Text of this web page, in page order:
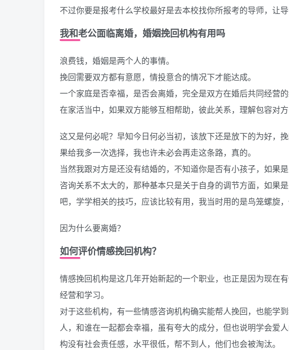
不过你要是报考什么学校最好是去本校找你所报考的导师，让
我和老公面临离婚，婚姻挽回机构有用吗
浪费钱，婚姻是两个人的事情。
挽回需要双方都有意愿，情投意合的情况下才能达成。
一个家庭是否幸福，是否会离婚，完全是双方在婚后共同经营的
在家活当中，如果双方能够互相帮助，彼此关系，理解包容对
这又是何必呢？早知今日何必当初，该放下还是放下的为好，
果给我多一次选择，我也许未必会再走这条路，真的。
当然我跟对方是还没有结婚的，不知道你是否有小孩子，如果
咨询关系不太大的，那种基本只是关于自身的调节方面，如果
吧，学学相关的技巧，应该比较有用，我当时用的是鸟笼螺旋，
因为什么要离婚？
如何评价情感挽回机构？
情感挽回机构是这几年开始新起的一个职业，也正是因为现在
经营和学习。
对于这些机构，有一些情感咨询机构确实能帮人挽回，也能学
人，和谁在一起都会幸福，虽有夸大的成分，但也说明学会爱
构没有社会责任感，水平很低，帮不到人，他们也会被淘汰。